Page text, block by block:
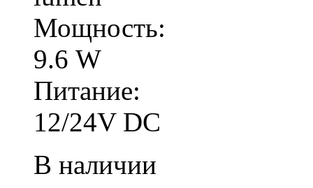
Мощность:
9.6 W
Питание:
12/24V DC
В наличии